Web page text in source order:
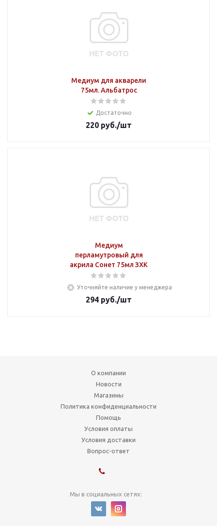
Медиум для акварели
75мл. Альбатрос
Достаточно
220 руб./шт
Медиум
перламутровый для
акрила Сонет 75мл ЗХК
Уточняйте наличие у менеджера
294 руб./шт
О компании
Новости
Магазины
Политика конфиденциальности
Помощь
Условия оплаты
Условия доставки
Вопрос-ответ
Мы в социальных сетях: